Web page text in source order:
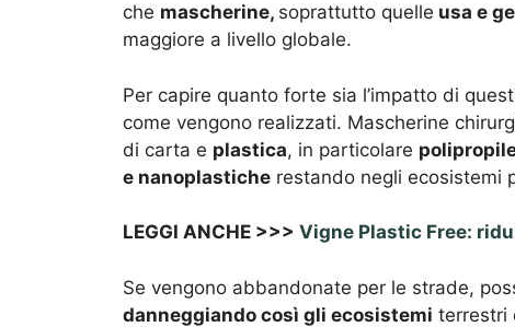
che mascherine, soprattutto quelle usa e
maggiore a livello globale.
Per capire quanto forte sia l’impatto di
come vengono realizzati. Mascherine
di carta e plastica, in particolare
e nanoplastiche restando negli ecosistemi
LEGGI ANCHE >>> Vigne Plastic Free:
Se vengono abbandonate per le strade,
danneggiando così gli ecosistemi terrestri